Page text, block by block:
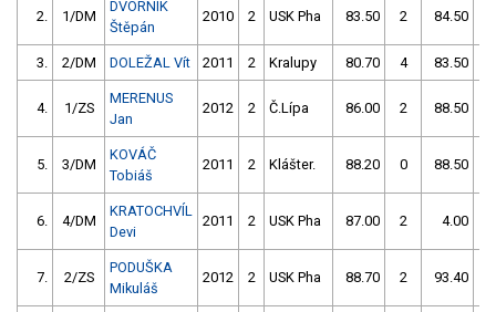
2. 1/DM
DVORNÍK
Štěpán
2010 2 USK Pha 83.50 2 84.50
3. 2/DM DOLEŽAL Vít 2011 2 Kralupy 80.70 4 83.50
4. 1/ZS
MERENUS
Jan
2012 2 Č.Lípa 86.00 2 88.50
5. 3/DM
KOVÁČ
Tobiáš
2011 2 Klášter. 88.20 0 88.50
6. 4/DM
KRATOCHVÍL
Devi
2011 2 USK Pha 87.00 2 4.00
7. 2/ZS
PODUŠKA
Mikuláš
2012 2 USK Pha 88.70 2 93.40